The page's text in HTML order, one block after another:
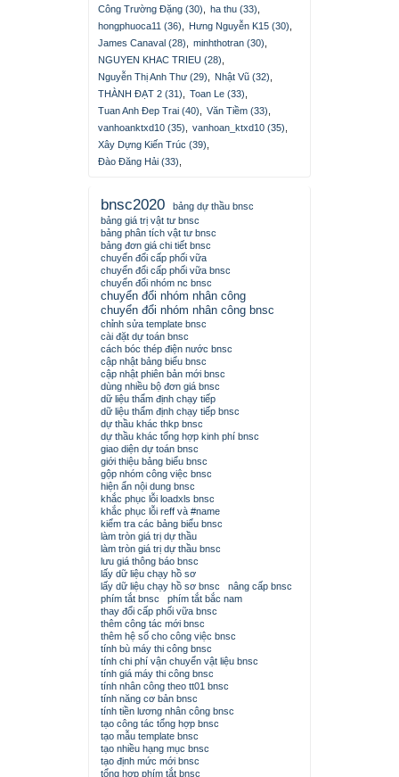
Công Trường Đặng (30)
ha thu (33)
hongphuoca11 (36)
Hưng Nguyễn K15 (30)
James Canaval (28)
minhthotran (30)
NGUYEN KHAC TRIEU (28)
Nguyễn Thị Anh Thư (29)
Nhật Vũ (32)
THÀNH ĐẠT 2 (31)
Toan Le (33)
Tuan Anh Đep Trai (40)
Văn Tiềm (33)
vanhoanktxd10 (35)
vanhoan_ktxd10 (35)
Xây Dựng Kiến Trúc (39)
Đào Đăng Hải (33)
bnsc2020
bảng dự thầu bnsc
bảng giá trị vật tư bnsc
bảng phân tích vật tư bnsc
bảng đơn giá chi tiết bnsc
chuyển đổi cấp phối vữa
chuyển đổi cấp phối vữa bnsc
chuyển đổi nhóm nc bnsc
chuyển đổi nhóm nhân công
chuyển đổi nhóm nhân công bnsc
chỉnh sửa template bnsc
cài đặt dự toán bnsc
cách bóc thép điện nước bnsc
cập nhật bảng biểu bnsc
cập nhật phiên bản mới bnsc
dùng nhiều bộ đơn giá bnsc
dữ liệu thẩm định chạy tiếp
dữ liệu thẩm định chạy tiếp bnsc
dự thầu khác thkp bnsc
dự thầu khác tổng hợp kinh phí bnsc
giao diện dự toán bnsc
giới thiệu bảng biểu bnsc
gộp nhóm công việc bnsc
hiện ẩn nội dung bnsc
khắc phục lỗi loadxls bnsc
khắc phục lỗi reff và #name
kiểm tra các bảng biểu bnsc
làm tròn giá trị dự thầu
làm tròn giá trị dự thầu bnsc
lưu giá thông báo bnsc
lấy dữ liệu chạy hồ sơ
lấy dữ liệu chạy hồ sơ bnsc
nâng cấp bnsc
phím tắt bnsc
phím tắt bắc nam
thay đổi cấp phối vữa bnsc
thêm công tác mới bnsc
thêm hệ số cho công việc bnsc
tính bù máy thi công bnsc
tính chi phí vận chuyển vật liệu bnsc
tính giá máy thi công bnsc
tính nhân công theo tt01 bnsc
tính năng cơ bản bnsc
tính tiền lương nhân công bnsc
tạo công tác tổng hợp bnsc
tạo mẫu template bnsc
tạo nhiều hạng mục bnsc
tạo định mức mới bnsc
tổng hợp phím tắt bnsc